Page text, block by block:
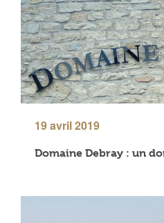
19 avril 2019
Domaine Debray : un